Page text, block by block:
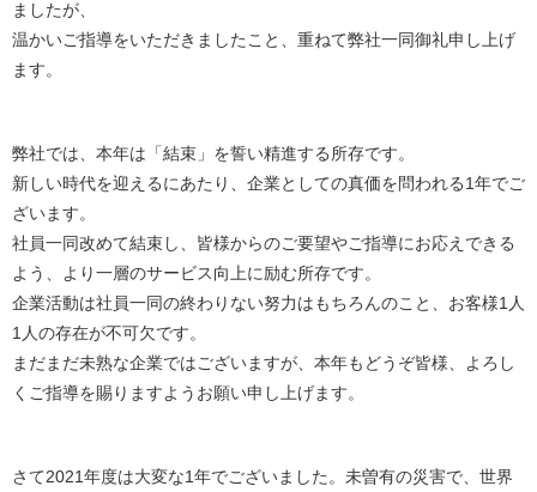
ましたが、
温かいご指導をいただきましたこと、重ねて弊社一同御礼申し上げ
ます。
弊社では、本年は「結束」を誓い精進する所存です。
新しい時代を迎えるにあたり、企業としての真価を問われる1年でご
ざいます。
社員一同改めて結束し、皆様からのご要望やご指導にお応えできる
よう、より一層のサービス向上に励む所存です。
企業活動は社員一同の終わりない努力はもちろんのこと、お客様1人
1人の存在が不可欠です。
まだまだ未熟な企業ではございますが、本年もどうぞ皆様、よろし
くご指導を賜りますようお願い申し上げます。
さて2021年度は大変な1年でございました。未曽有の災害で、世界